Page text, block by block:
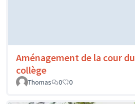
Aménagement de la cour du
collège
Thomas
0 0